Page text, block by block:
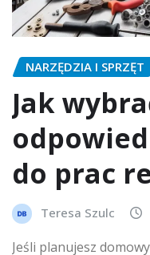
NARZĘDZIA I SPRZĘT
Jak
do prac
Teresa Szulc
Jeśli planujesz